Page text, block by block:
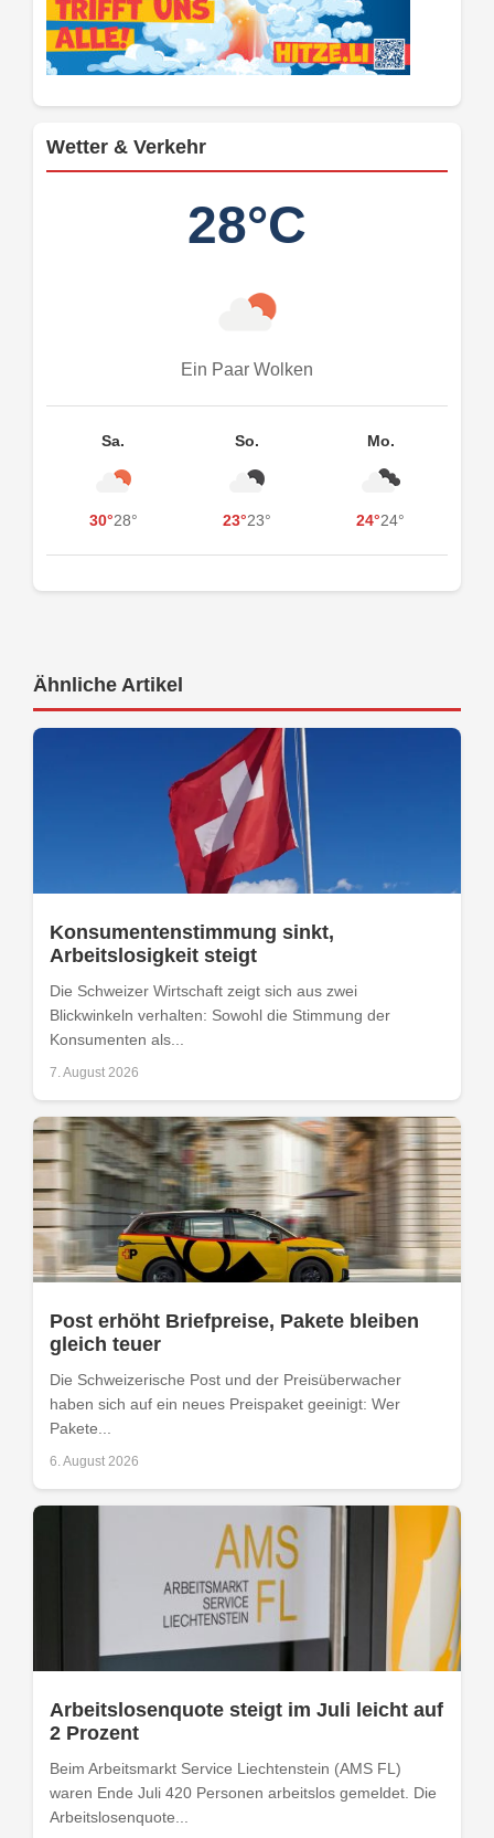
Wetter & Verkehr
28°C
Ein Paar Wolken
Sa.
30°28°
So.
23°23°
Mo.
24°24°
Ähnliche Artikel
Konsumentenstimmung sinkt,
Arbeitslosigkeit steigt
Die Schweizer Wirtschaft zeigt sich aus zwei
Blickwinkeln verhalten: Sowohl die Stimmung der
Konsumenten als...
7. August 2026
Post erhöht Briefpreise, Pakete bleiben
gleich teuer
Die Schweizerische Post und der Preisüberwacher
haben sich auf ein neues Preispaket geeinigt: Wer
Pakete...
6. August 2026
Arbeitslosenquote steigt im Juli leicht auf
2 Prozent
Beim Arbeitsmarkt Service Liechtenstein (AMS FL)
waren Ende Juli 420 Personen arbeitslos gemeldet. Die
Arbeitslosenquote...